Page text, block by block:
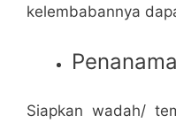
kelembabannya
Siapkan wadah/